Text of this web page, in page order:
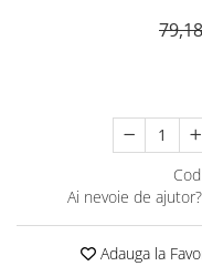
Atlase, dictionare si
Carti pentru copii
Literatura si fictiune
Povesti pentru copii
Ai nevoie de ajutor?
Adauga la